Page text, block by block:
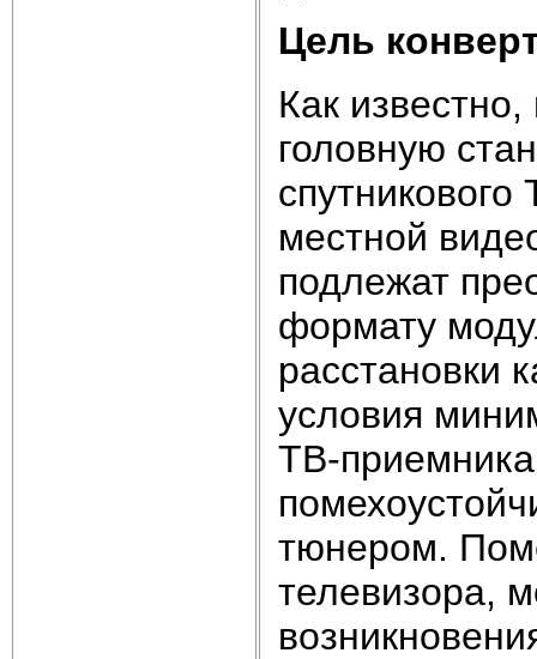
Цель
Как
головную
местной
подлежат
формату
расстановки
условия
ТВ-
тюнером.
телевизора,